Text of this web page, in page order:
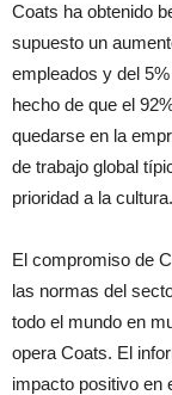
Coats ha obtenido
supuesto un
empleados y del
hecho de que el
quedarse en la
de trabajo global
prioridad a la cultura.
El compromiso de
las normas del
todo el mundo en
opera Coats. El
impacto positivo en